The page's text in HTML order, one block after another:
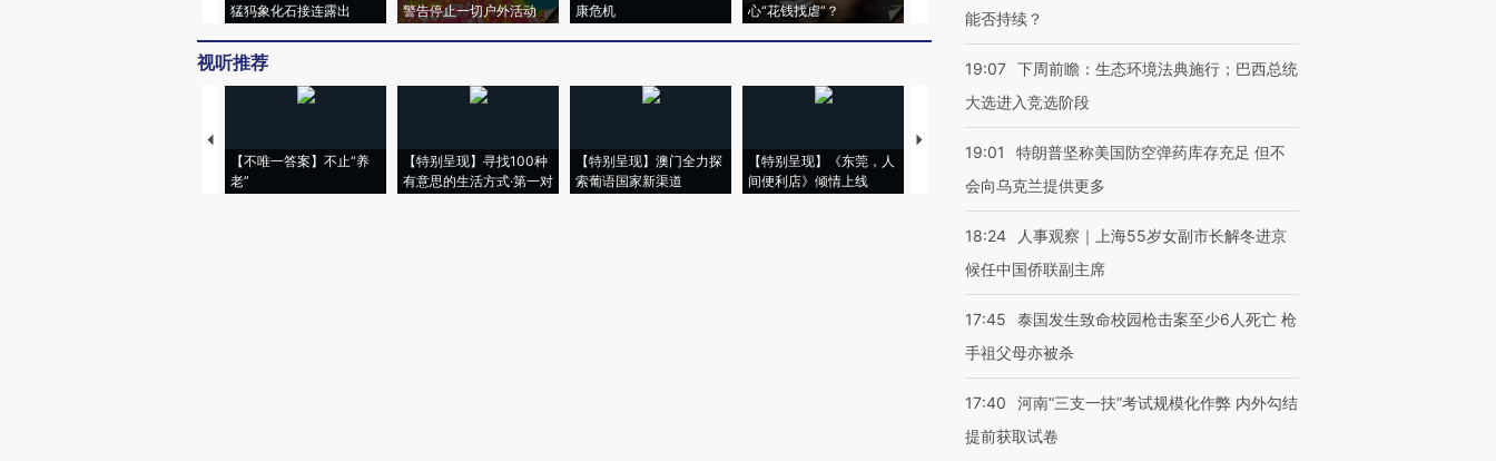
猛犸象化石接连露出
警告停止一切户外活动
康危机
心“花钱找虐”？
视听推荐
【不唯一答案】不止“养
老”
【特别呈现】寻找100种
有意思的生活方式·第一对
【特别呈现】澳门全力探
索葡语国家新渠道
【特别呈现】《东莞，人
间便利店》倾情上线
【推广】走进第四届链博
会，让数智科技“链”接产
【特别呈现】寻找100种
有意思的生活方式·第三对
CFO：不靠规模取胜，华
能否持续？
19:07 下周前瞻：生态环境法典施行；巴西总统
大选进入竞选阶段
19:01
特朗普坚称美国防空弹药库存充足 但不
会向乌克兰提供更多
18:24
人事观察｜上海55岁女副市长解冬进京
候任中国侨联副主席
17:45
泰国发生致命校园枪击案至少6人死亡 枪
手祖父母亦被杀
17:40
河南“三支一扶”考试规模化作弊 内外勾结
提前获取试卷